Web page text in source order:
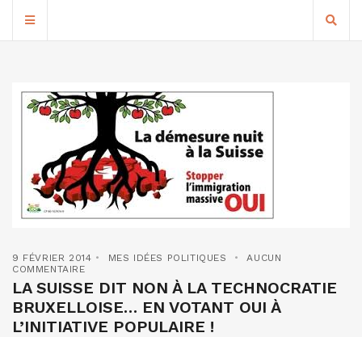
9 FÉVRIER 2014 MES IDÉES POLITIQUES
AUCUN
COMMENTAIRE
LA SUISSE DIT NON À LA TECHNOCRATIE
BRUXELLOISE… EN VOTANT OUI À
L’INITIATIVE POPULAIRE !